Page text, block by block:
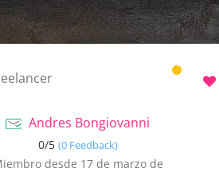
Andres Bongiovanni
0/5 (0 Feedback)
desde 17 de marzo de